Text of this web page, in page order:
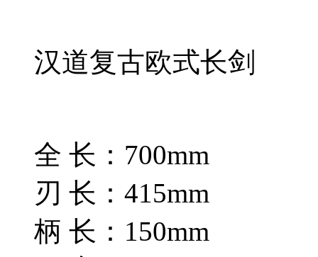
汉道复古欧式长剑
全 长：700mm
刃 长：415mm
柄 长：150mm